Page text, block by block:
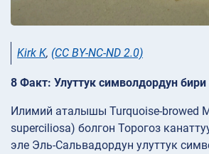
Kirk K, (CC BY-NC-ND 2.0)
8 Факт: Улуттук символдордун бири
Илимий аталышы Turquoise-browed
superciliosa) болгон Торогоз
эле Эль-Сальвадордун улуттук